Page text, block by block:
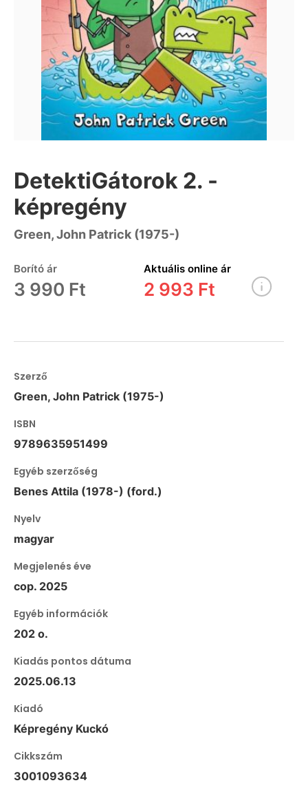
DetektiGátorok 2. -
képregény
Green, John Patrick (1975-)
Borító ár
3 990 Ft
Aktuális online ár
2 993 Ft
Szerző
Green, John Patrick (1975-)
ISBN
9789635951499
Egyéb szerzőség
Benes Attila (1978-) (ford.)
Nyelv
magyar
Megjelenés éve
cop. 2025
Egyéb információk
202 o.
Kiadás pontos dátuma
2025.06.13
Kiadó
Képregény Kuckó
Cikkszám
3001093634